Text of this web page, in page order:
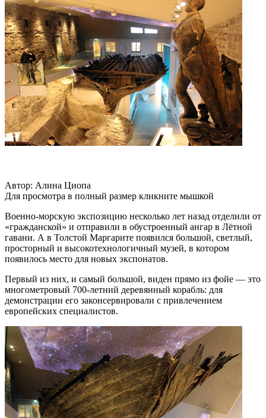
Автор: Алина Циопа
Для просмотра в полный размер кликните мышкой
Военно-морскую экспозицию несколько лет назад отделили от
«гражданской» и отправили в обустроенный ангар в Лётной
гавани. А в Толстой Маргарите появился большой, светлый,
просторный и высокотехнологичный музей, в котором
появилось место для новых экспонатов.
Первый из них, и самый большой, виден прямо из фойе — это
многометровый 700-летний деревянный корабль: для
демонстрации его законсервировали с привлечением
европейских специалистов.